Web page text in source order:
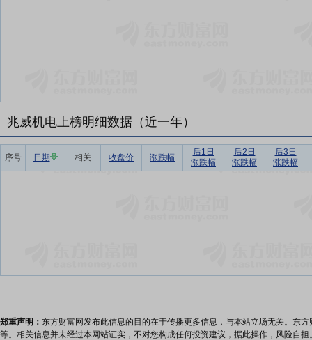
兆威机电上榜明细数据（近一年）
序号 日期 相关 收盘价 涨跌幅
后1日
涨跌幅
后2日
涨跌幅
后3日
涨跌幅
郑重声明： 东方财富网发布此信息的目的在于传播更多信息，与本站立场无关。东
等。相关信息并未经过本网站证实，不对您构成任何投资建议，据此操作，风险自担